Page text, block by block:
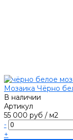
Мозаика Чёрно
В наличии
Артикул
55 000 руб / м2
-
+